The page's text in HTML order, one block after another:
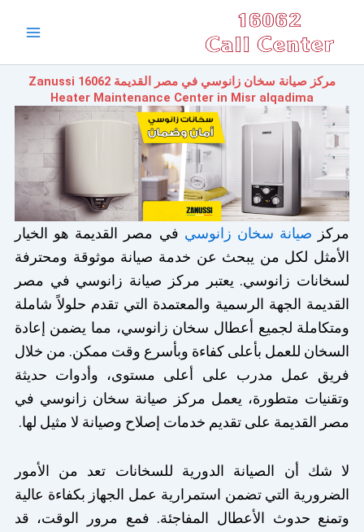
المحتوى
مركز صيانة سخان زانوسي في مصر القديمة 16062 Zanussi
Heater Maintenance Center in Misr alqadima
مركز صيانة سخان زانوسي في مصر القديمة هو الخيار
الأمثل لكل من يبحث عن خدمة صيانة موثوقة ومحترفة
لسخانات زانوسي. يعتبر مركز صيانة زانوسي في مصر
القديمة الجهة الرسمية والمعتمدة التي تقدم حلولاً شاملة
ومتكاملة لجميع أعطال سخان زانوسي، مما يضمن إعادة
السخان للعمل بأعلى كفاءة وبأسرع وقت ممكن. من خلال
فريق عمل مدرب على أعلى مستوى، وأدوات حديثة
وتقنيات متطورة، يعمل مركز صيانة سخان زانوسي في
مصر القديمة على تقديم خدمات إصلاح وصيانة لا مثيل لها.
لا شك أن الصيانة الدورية للسخانات تعد من الأمور
الضرورية التي تضمن استمرارية عمل الجهاز بكفاءة عالية
وتمنع حدوث الأعطال المفاجئة. فمع مرور الوقت، قد